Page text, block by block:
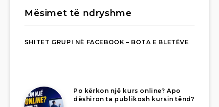
Mësimet të ndryshme
SHITET GRUPI NË FACEBOOK – BOTA E BLETËVE
Po kërkon një kurs online? Apo
dëshiron ta publikosh kursin tënd?